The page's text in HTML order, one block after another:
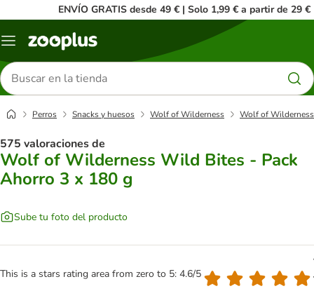
ENVÍO GRATIS desde 49 € | Solo 1,99 € a partir de 29 €
Menú
Buscar
productos
Perros Snacks y huesos Wolf of Wilderness Wolf of
575 valoraciones de
Wolf of Wilderness Wild Bites - Pack
Ahorro 3 x 180 g
Sube tu foto del producto
This is a stars rating area from zero to 5: 4.6/5